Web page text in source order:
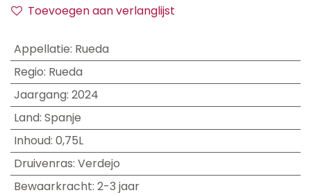
Toevoegen aan verlanglijst
Appellatie: Rueda
Regio: Rueda
Jaargang: 2024
Land: Spanje
Inhoud: 0,75L
Druivenras: Verdejo
Bewaarkracht: 2-3 jaar